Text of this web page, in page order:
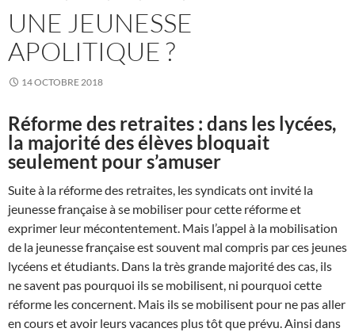
UNE JEUNESSE
APOLITIQUE ?
14 OCTOBRE 2018
Réforme des retraites : dans les lycées,
la majorité des élèves bloquait
seulement pour s’amuser
Suite à la réforme des retraites, les syndicats ont invité la
jeunesse française à se mobiliser pour cette réforme et
exprimer leur mécontentement. Mais l’appel à la mobilisation
de la jeunesse française est souvent mal compris par ces jeunes
lycéens et étudiants. Dans la très grande majorité des cas, ils
ne savent pas pourquoi ils se mobilisent, ni pourquoi cette
réforme les concernent. Mais ils se mobilisent pour ne pas aller
en cours et avoir leurs vacances plus tôt que prévu. Ainsi dans